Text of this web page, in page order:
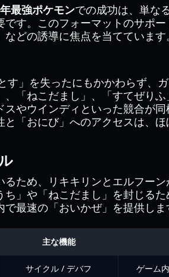
最強ポケモンでの成功は、単な
す。このフォーマットのサポ
どの誘導に焦点を当てています。
す」を失ったにもかかわらず、
、「ねこだまし」、「すてぜり
やウインディといった競合が
「おにび」へのアクセスは、
ため、リキキリンとエルフー
」や「ねこだまし」を封じる
最速の「おいかぜ」を提供しま
主な機能
サイクル / デバフ ゲーム